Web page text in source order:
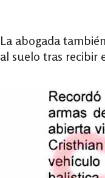
La abogada
al suelo tras recibir